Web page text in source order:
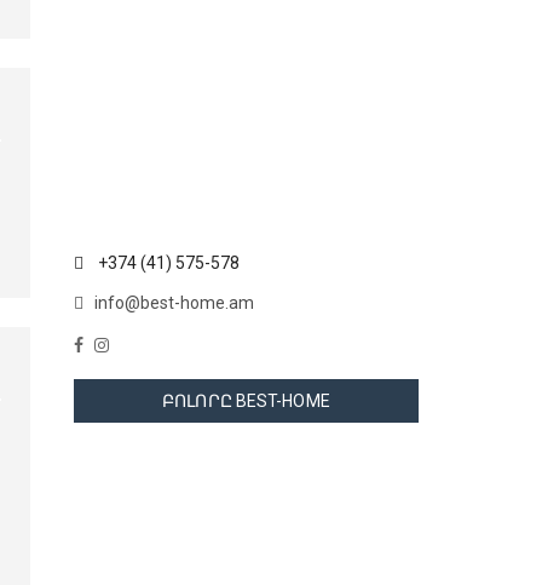
+374 (41) 575-578
info@best-home.am
ԲՈԼՈՐԸ BEST-HOME